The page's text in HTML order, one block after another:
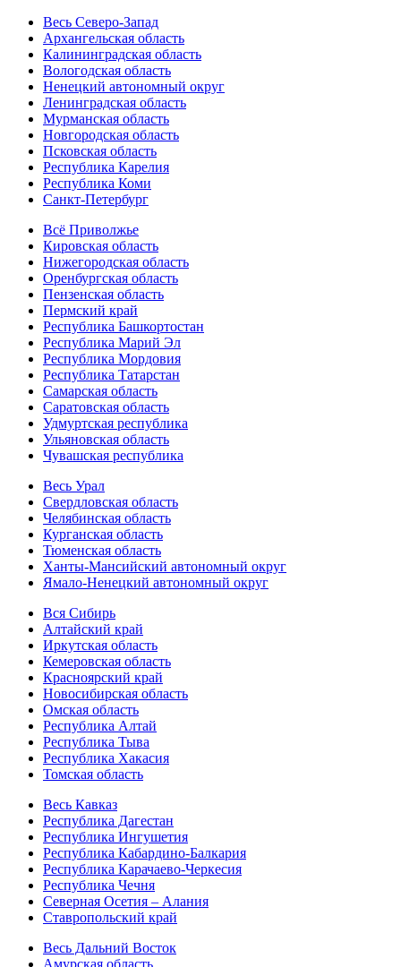
Весь Северо-Запад
Архангельская область
Калининградская область
Вологодская область
Ненецкий автономный округ
Ленинградская область
Мурманская область
Новгородская область
Псковская область
Республика Карелия
Республика Коми
Санкт-Петербург
Всё Приволжье
Кировская область
Нижегородская область
Оренбургская область
Пензенская область
Пермский край
Республика Башкортостан
Республика Марий Эл
Республика Мордовия
Республика Татарстан
Самарская область
Саратовская область
Удмуртская республика
Ульяновская область
Чувашская республика
Весь Урал
Свердловская область
Челябинская область
Курганская область
Тюменская область
Ханты-Мансийский автономный округ
Ямало-Ненецкий автономный округ
Вся Сибирь
Алтайский край
Иркутская область
Кемеровская область
Красноярский край
Новосибирская область
Омская область
Республика Алтай
Республика Тыва
Республика Хакасия
Томская область
Весь Кавказ
Республика Дагестан
Республика Ингушетия
Республика Кабардино-Балкария
Республика Карачаево-Черкесия
Республика Чечня
Северная Осетия – Алания
Ставропольский край
Весь Дальний Восток
Амурская область